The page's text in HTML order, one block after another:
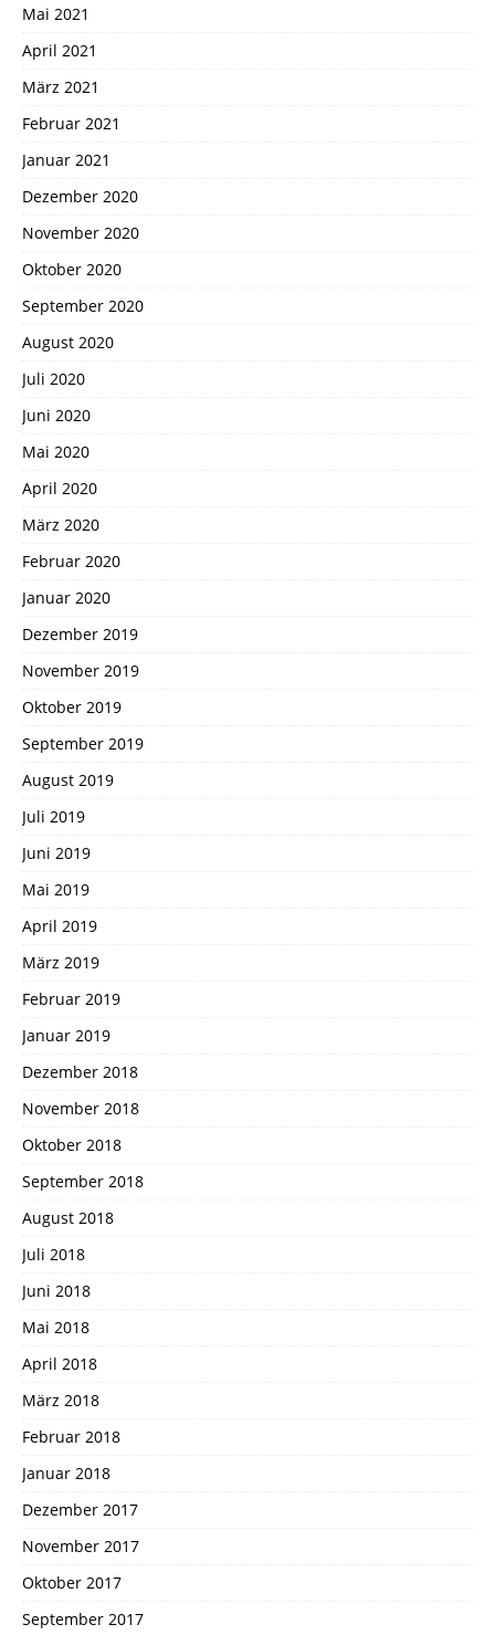
Mai 2021
April 2021
März 2021
Februar 2021
Januar 2021
Dezember 2020
November 2020
Oktober 2020
September 2020
August 2020
Juli 2020
Juni 2020
Mai 2020
April 2020
März 2020
Februar 2020
Januar 2020
Dezember 2019
November 2019
Oktober 2019
September 2019
August 2019
Juli 2019
Juni 2019
Mai 2019
April 2019
März 2019
Februar 2019
Januar 2019
Dezember 2018
November 2018
Oktober 2018
September 2018
August 2018
Juli 2018
Juni 2018
Mai 2018
April 2018
März 2018
Februar 2018
Januar 2018
Dezember 2017
November 2017
Oktober 2017
September 2017